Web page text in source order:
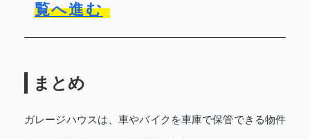
覧へ進む
まとめ
ガレージハウスは、車やバイクを車庫で保管できる物件